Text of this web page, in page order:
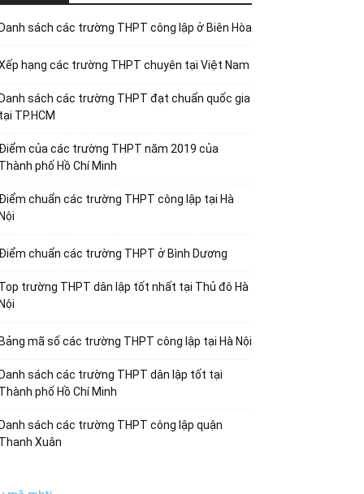
Danh sách các trường THPT công lập ở Biên Hòa
hạng các trường THPT chuyên tại Việt Nam
Danh sách các trường THPT đạt chuẩn quốc gia
tại TP.HCM
Điểm của các trường THPT năm 2019 của
Thành phố Hồ Chí Minh
Điểm chuẩn các trường THPT công lập tại Hà
Nội
Điểm chuẩn các trường THPT ở Bình Dương
Top trường THPT dân lập tốt nhất tại Thủ đô Hà
Nội
Bảng mã số các trường THPT công lập tại Hà Nội
Danh sách các trường THPT dân lập tốt tại
Thành phố Hồ Chí Minh
Danh sách các trường THPT công lập quận
Thanh Xuân